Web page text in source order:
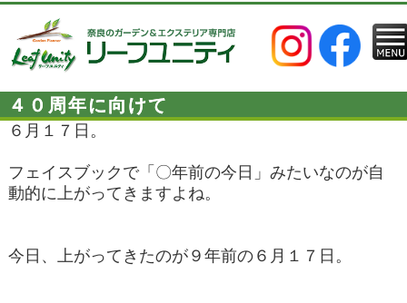
４０周年に向けて
６月１７日。
フェイスブックで「〇年前の今日」みたいなのが自
動的に上がってきますよね。
今日、上がってきたのが９年前の６月１７日。